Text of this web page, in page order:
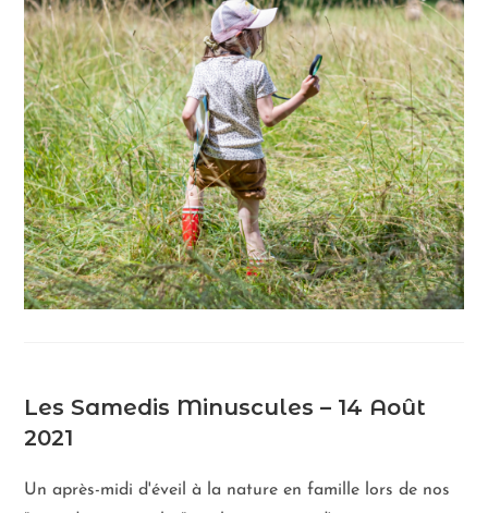
Les Samedis Minuscules – 14 Août
2021
Un après-midi d'éveil à la nature en famille lors de nos